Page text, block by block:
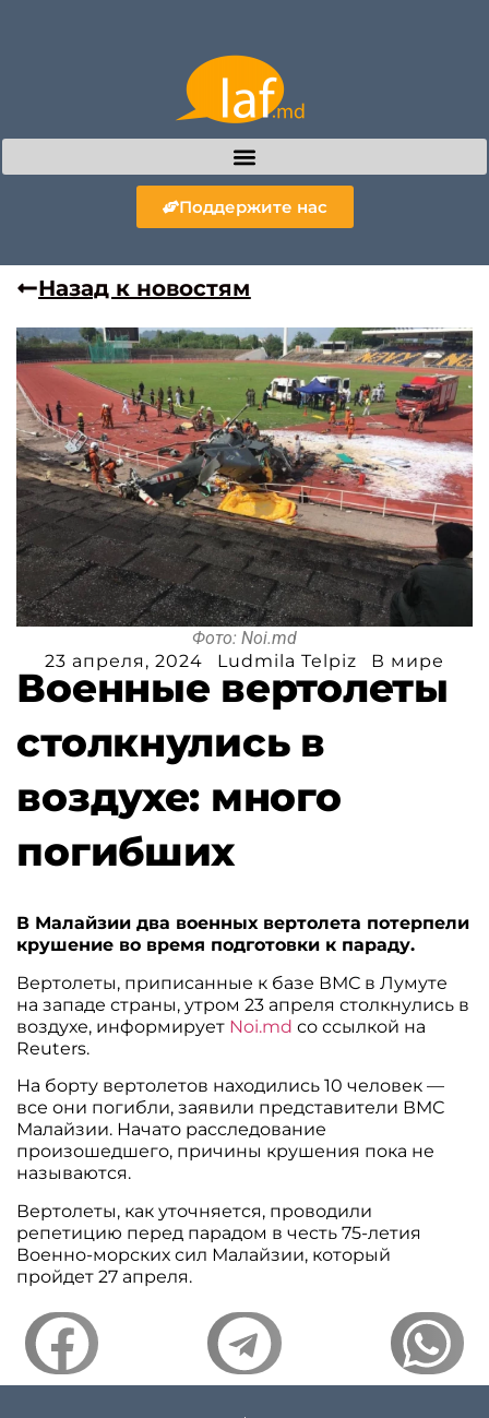
Поддержите нас
Назад к новостям
Фото: Noi.md
23 апреля, 2024
Ludmila Telpiz В мире
Военные вертолеты
столкнулись в
воздухе: много
погибших
В Малайзии два военных вертолета потерпели
крушение во время подготовки к параду.
Вертолеты, приписанные к базе ВМС в Лумуте
на западе страны, утром 23 апреля столкнулись в
воздухе, информирует Noi.md со ссылкой на
Reuters.
На борту вертолетов находились 10 человек —
все они погибли, заявили представители ВМС
Малайзии. Начато расследование
произошедшего, причины крушения пока не
называются.
Вертолеты, как уточняется, проводили
репетицию перед парадом в честь 75-летия
Военно-морских сил Малайзии, который
пройдет 27 апреля.